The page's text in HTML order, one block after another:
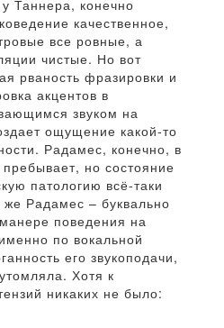
Таннера, конечно
качественное,
все ровные, а
чистые. Но вот
рваность фразировки и
акцентов в
звуком на
ощущение какой-то
Радамес, конечно, в
но состояние
патологию всё-таки
Радамес – буквально
поведения на
по вокальной
его звукоподачи,
Хотя к
никаких не было: